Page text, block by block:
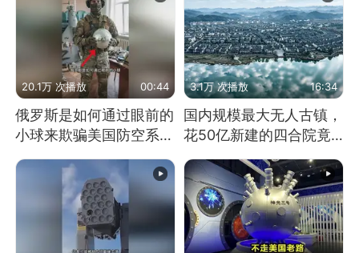
20.1万 次播放 00:44
俄罗斯是如何通过眼前的
小球来欺骗美国防空系统
3.1万 次播放 16:34
国内规模最大无人古镇，
花50亿新建的四合院竟